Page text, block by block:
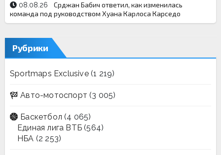
08.08.26
Срджан Бабич ответил, как изменилась
команда под руководством Хуана Карлоса Карседо
Рубрики
Sportmaps Exclusive(1 219)
Авто-мотоспорт (3 005)
Баскетбол (4 065)
Единая лига ВТБ (564)
НБА (2 253)